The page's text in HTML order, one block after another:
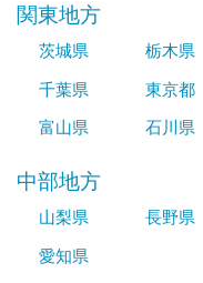
関東地方
茨城県 栃木県
千葉県
東京都
富山県
石川県
中部地方
山梨県 長野県
愛知県